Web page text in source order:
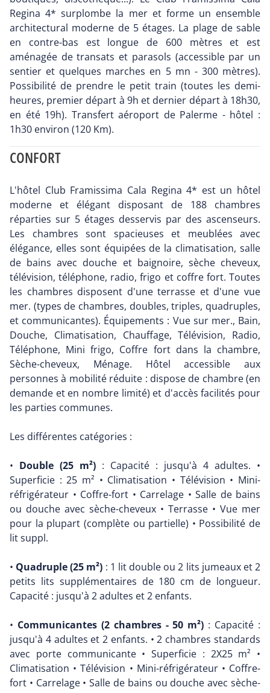
Regina 4* surplombe la mer et forme un ensemble
architectural moderne de 5 étages. La plage de sable
en contre-bas est longue de 600 mètres et est
aménagée de transats et parasols (accessible par un
sentier et quelques marches en 5 mn - 300 mètres).
Possibilité de prendre le petit train (toutes les demi-
heures, premier départ à 9h et dernier départ à 18h30,
en été 19h). Transfert aéroport de Palerme - hôtel :
1h30 environ (120 Km).
CONFORT
L'hôtel Club Framissima Cala Regina 4* est un hôtel
moderne et élégant disposant de 188 chambres
réparties sur 5 étages desservis par des ascenseurs.
Les chambres sont spacieuses et meublées avec
élégance, elles sont équipées de la climatisation, salle
de bains avec douche et baignoire, sèche cheveux,
télévision, téléphone, radio, frigo et coffre fort. Toutes
les chambres disposent d'une terrasse et d'une vue
mer. (types de chambres, doubles, triples, quadruples,
et communicantes). Équipements : Vue sur mer., Bain,
Douche, Climatisation, Chauffage, Télévision, Radio,
Téléphone, Mini frigo, Coffre fort dans la chambre,
Sèche-cheveux, Ménage. Hôtel accessible aux
personnes à mobilité réduite : dispose de chambre (en
demande et en nombre limité) et d'accès facilités pour
les parties communes.
Les différentes catégories :
• Double (25 m²) : Capacité : jusqu'à 4 adultes. •
Superficie : 25 m² • Climatisation • Télévision • Mini-
réfrigérateur • Coffre-fort • Carrelage • Salle de bains
ou douche avec sèche-cheveux • Terrasse • Vue mer
pour la plupart (complète ou partielle) • Possibilité de
lit suppl.
• Quadruple (25 m²) : 1 lit double ou 2 lits jumeaux et 2
petits lits supplémentaires de 180 cm de longueur.
Capacité : jusqu'à 2 adultes et 2 enfants.
• Communicantes (2 chambres - 50 m²) : Capacité :
jusqu'à 4 adultes et 2 enfants. • 2 chambres standards
avec porte communicante • Superficie : 2X25 m² •
Climatisation • Télévision • Mini-réfrigérateur • Coffre-
fort • Carrelage • Salle de bains ou douche avec sèche-